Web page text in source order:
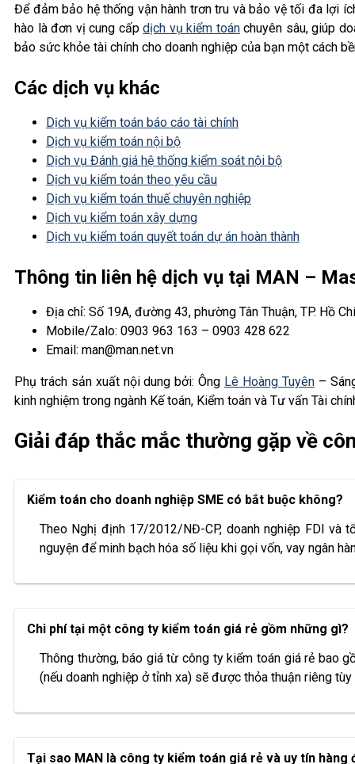
Để đảm bảo hệ thống vận hành trơn tru và bảo vệ tối đa lợi
hào là đơn vị cung cấpdịch vụ kiểm toánchuyên sâu, giúp
bảo sức khỏe tài chính cho doanh nghiệp của bạn một cách
Các dịch vụ khác
Dịch vụ kiểm toán báo cáo tài chính
Dịch vụ kiểm toán nội bộ
Dịch vụ Đánh giá hệ thống kiểm soát nội bộ
Dịch vụ kiểm toán theo yêu cầu
Dịch vụ kiểm toán thuế chuyên nghiệp
Dịch vụ kiểm toán xây dựng
Dịch vụ kiểm toán quyết toán dự án hoàn thành
Thông tin liên hệ dịch vụ tại MAN –
Địa chỉ: Số 19A, đường 43, phường Tân Thuận, TP. Hồ
Mobile/Zalo: 0903 963 163 – 0903 428 622
Email: man@man.net.vn
Phụ trách sản xuất nội dung bởi: Ông Lê Hoàng Tuyên–
kinh nghiệm trong ngành Kế toán, Kiểm toán và Tư vấn Tài
Giải đáp thắc mắc thường gặp về
Kiểm toán cho doanh nghiệp SME có bắt buộc không?
Theo Nghị định 17/2012/NĐ-CP, doanh nghiệp FDI và
nguyện để minh bạch hóa số liệu khi gọi vốn, vay ngân
Chi phí tại một công ty kiểm toán giá rẻ gồm những gì?
Thông thường, báo giá từ công ty kiểm toán giá rẻ bao
(nếu doanh nghiệp ở tỉnh xa) sẽ được thỏa thuận riêng
Tại sao MAN là công ty kiểm toán giá rẻ và uy tín hàng